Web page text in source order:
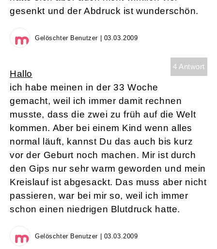
gesenkt und der Abdruck ist wunderschön.
Gelöschter Benutzer | 03.03.2009
4 Antwort
Hallo
ich habe meinen in der 33 Woche
gemacht, weil ich immer damit rechnen
musste, dass die zwei zu früh auf die Welt
kommen. Aber bei einem Kind wenn alles
normal läuft, kannst Du das auch bis kurz
vor der Geburt noch machen. Mir ist durch
den Gips nur sehr warm geworden und mein
Kreislauf ist abgesackt. Das muss aber nicht
passieren, war bei mir so, weil ich immer
schon einen niedrigen Blutdruck hatte.
Gelöschter Benutzer | 03.03.2009